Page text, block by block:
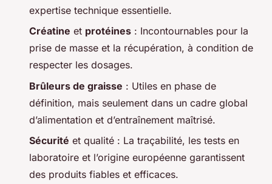
expertise technique essentielle.
Créatine et protéines : Incontournables pour la
prise de masse et la récupération, à condition de
respecter les dosages.
Brûleurs de graisse : Utiles en phase de
définition, mais seulement dans un cadre global
d’alimentation et d’entraînement maîtrisé.
Sécurité et qualité : La traçabilité, les tests en
laboratoire et l’origine européenne garantissent
des produits fiables et efficaces.